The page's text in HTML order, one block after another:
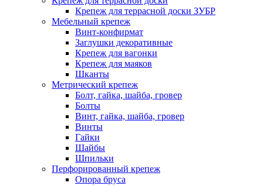
Крепеж для террасной доски ЗУБР
Мебельный крепеж
Винт-конфирмат
Заглушки декоративные
Крепеж для вагонки
Крепеж для маяков
Шканты
Метрический крепеж
Болт, гайка, шайба, гровер
Болты
Винт, гайка, шайба, гровер
Винты
Гайки
Шайбы
Шпильки
Перфорированный крепеж
Опора бруса